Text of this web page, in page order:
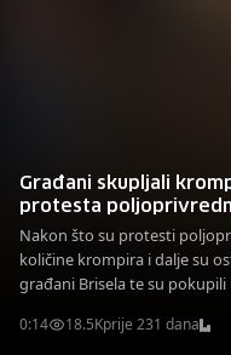
Građani skupljali
protesta
Nakon što su protesti
količine krompira i dalje su
građani Brisela te su
0:14 18.5Kprije 231 dana